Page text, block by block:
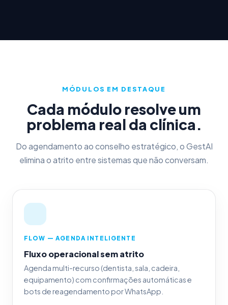
MÓDULOS EM DESTAQUE
Cada módulo resolve um
problema real da clínica.
Do agendamento ao conselho estratégico, o GestAI
elimina o atrito entre sistemas que não conversam.
FLOW — AGENDA INTELIGENTE
Fluxo operacional sem atrito
Agenda multi-recurso (dentista, sala, cadeira,
equipamento) com confirmações automáticas e
bots de reagendamento por WhatsApp.